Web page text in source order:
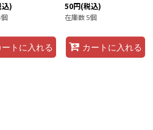
)
ートに入れる
50円(税込)
在庫数 5個
カートに入れる